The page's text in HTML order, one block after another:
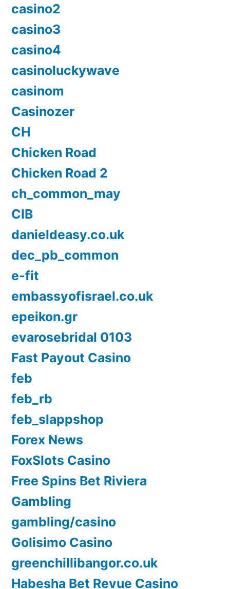
casino2
casino3
casino4
casinoluckywave
casinom
Casinozer
CH
Chicken Road
Chicken Road 2
ch_common_may
CIB
danieldeasy.co.uk
dec_pb_common
e-fit
embassyofisrael.co.uk
epeikon.gr
evarosebridal 0103
Fast Payout Casino
feb
feb_rb
feb_slappshop
Forex News
FoxSlots Casino
Free Spins Bet Riviera
Gambling
gambling/casino
Golisimo Casino
greenchillibangor.co.uk
Habesha Bet Revue Casino